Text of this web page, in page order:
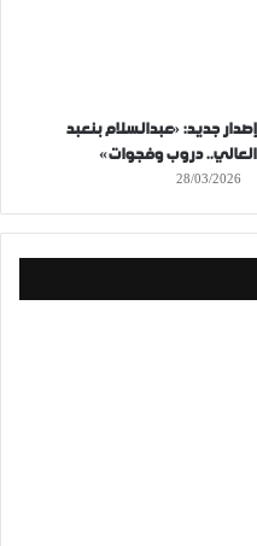
إصدار جديد: «عبدالسلام بنعبد
العالي.. دروب وفجوات»
28/03/2026